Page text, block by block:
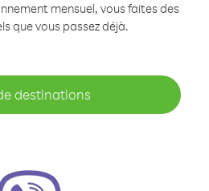
mensuel, vous faites des
que vous passez déjà.
destinations